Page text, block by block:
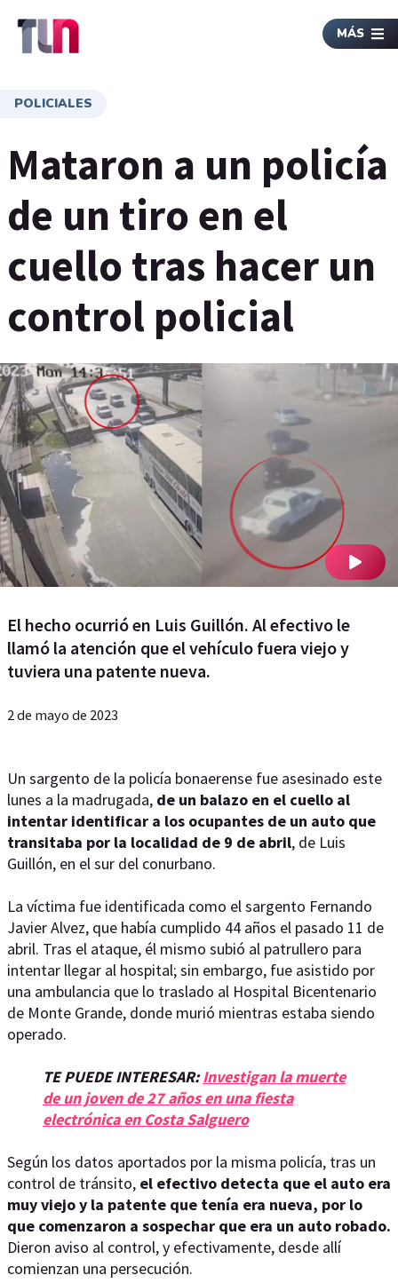
MÁS
POLICIALES
Mataron a un policía
de un tiro en el
cuello tras hacer un
control policial
El hecho ocurrió en Luis Guillón. Al efectivo le
llamó la atención que el vehículo fuera viejo y
tuviera una patente nueva.
2 de mayo de 2023
Un sargento de la policía bonaerense fue asesinado este
lunes a la madrugada, de un balazo en el cuello al
intentar identificar a los ocupantes de un auto que
transitaba por la localidad de 9 de abril, de Luis
Guillón, en el sur del conurbano.
La víctima fue identificada como el sargento Fernando
Javier Alvez, que había cumplido 44 años el pasado 11 de
abril. Tras el ataque, él mismo subió al patrullero para
intentar llegar al hospital; sin embargo, fue asistido por
una ambulancia que lo traslado al Hospital Bicentenario
de Monte Grande, donde murió mientras estaba siendo
operado.
TE PUEDE INTERESAR:Investigan la muerte
de un joven de 27 años en una fiesta
electrónica en Costa Salguero
Según los datos aportados por la misma policía, tras un
control de tránsito, el efectivo detecta que el auto era
muy viejo y la patente que tenía era nueva, por lo
que comenzaron a sospechar que era un auto robado.
Dieron aviso al control, y efectivamente, desde allí
comienzan una persecución.